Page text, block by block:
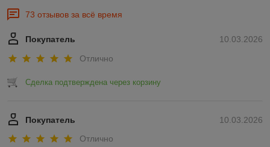
73 отзывов за всё время
10.03.2026
Покупатель
Отлично
Сделка подтверждена через корзину
10.03.2026
Покупатель
Отлично